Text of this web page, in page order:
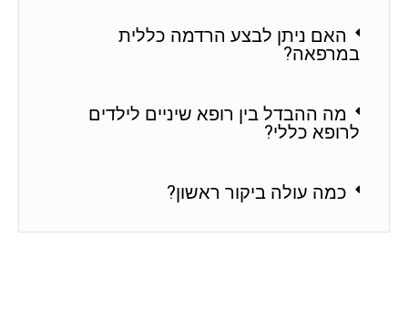
האם ניתן לבצע הרדמה כללית
במרפאה?
מה ההבדל בין רופא שיניים לילדים
לרופא כללי?
כמה עולה ביקור ראשון?